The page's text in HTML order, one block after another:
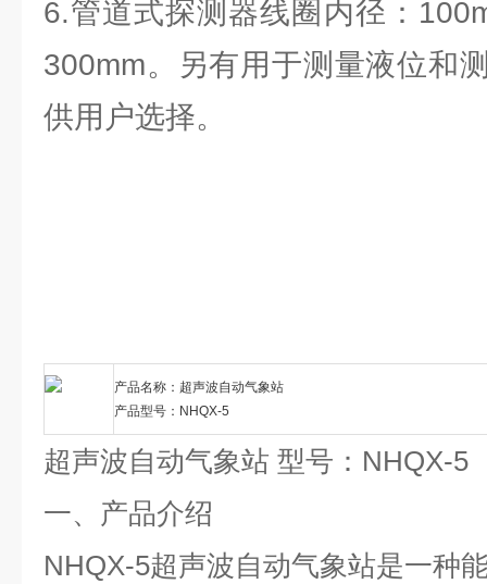
6.管道式探测器线圈内径：
300mm。另有用于测量液位和
供用户选择。
产品名称：超声波自动气象站
产品型号：NHQX-5
超声波自动气象站 型号：NHQX-5
一、产品介绍
NHQX-5超声波自动气象站是一种